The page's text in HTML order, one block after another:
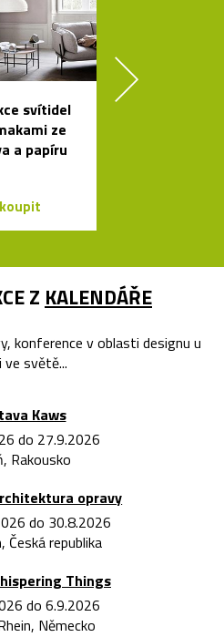
svítidel
ze
a papíru
koupit
Z KALENDÁŘE
konference v oblasti designu u
ve světě...
Kaws
do 27.9.2026
Rakousko
opravy
do 30.8.2026
Česká republika
Things
do 6.9.2026
Německo